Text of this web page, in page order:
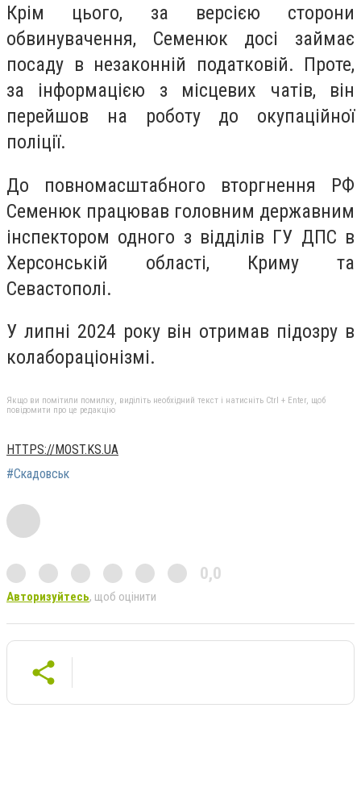
Крім цього, за версією сторони
обвинувачення, Семенюк досі займає
посаду в незаконній податковій. Проте,
за інформацією з місцевих чатів, він
перейшов на роботу до окупаційної
поліції.
До повномасштабного вторгнення РФ
Семенюк працював головним державним
інспектором одного з відділів ГУ ДПС в
Херсонській області, Криму та
Севастополі.
У липні 2024 року він отримав підозру в
колабораціонізмі.
Якщо ви помітили помилку, виділіть необхідний текст і натисніть Ctrl + Enter, щоб
повідомити про це редакцію
HTTPS://MOST.KS.UA
#Скадовськ
0,0
Авторизуйтесь, щоб оцінити